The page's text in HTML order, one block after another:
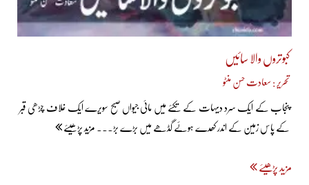
کبوتروں والا سائیں
تحریر : سعادت حسن منٹو
پنجاب کے ایک سرد دیہات کے تکئے میں مائی جیواں صبح سویرے ایک غلاف چڑھی قبر
کے پاس زمین کے اندر کھدے ہوئے گڈھے میں بڑے بڑ... مزید پڑھیئے
مزید پڑھیئے